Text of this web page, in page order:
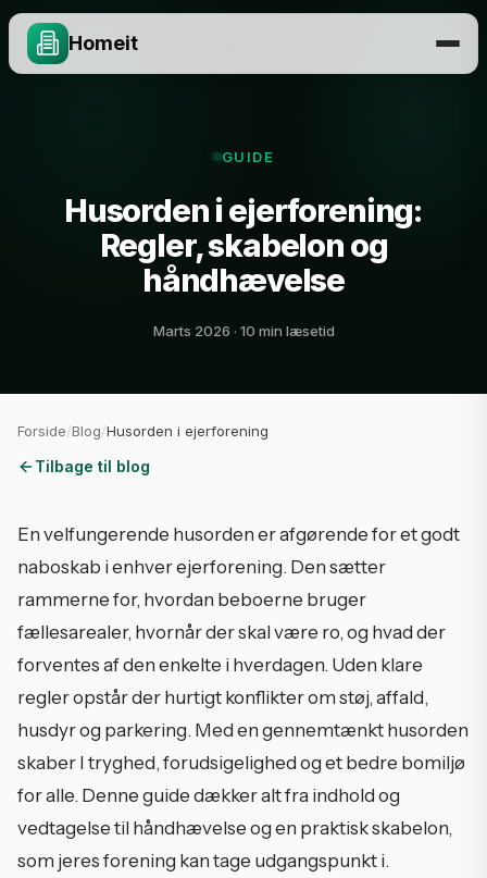
Homeit
GUIDE
Husorden i ejerforening:
Regler, skabelon og
håndhævelse
Marts 2026 · 10 min læsetid
Forside/Blog/Husorden i ejerforening
Tilbage til blog
En velfungerende husorden er afgørende for et godt
naboskab i enhver ejerforening. Den sætter
rammerne for, hvordan beboerne bruger
fællesarealer, hvornår der skal være ro, og hvad der
forventes af den enkelte i hverdagen. Uden klare
regler opstår der hurtigt konflikter om støj, affald,
husdyr og parkering. Med en gennemtænkt husorden
skaber I tryghed, forudsigelighed og et bedre bomiljø
for alle. Denne guide dækker alt fra indhold og
vedtagelse til håndhævelse og en praktisk skabelon,
som jeres forening kan tage udgangspunkt i.